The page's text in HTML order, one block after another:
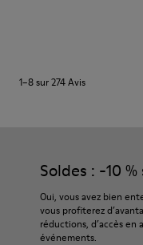
1–8 sur 274 Avis
Soldes : -10
Oui, vous avez bien
vous profiterez
réductions, d’accès
événements.